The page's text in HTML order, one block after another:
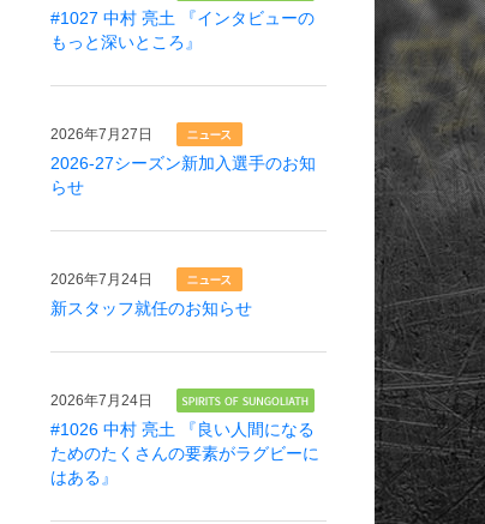
#1027 中村 亮土 『インタビューの
もっと深いところ』
2026年7月27日
2026-27シーズン新加入選手のお知
らせ
2026年7月24日
新スタッフ就任のお知らせ
2026年7月24日
#1026 中村 亮土 『良い人間になる
ためのたくさんの要素がラグビーに
はある』